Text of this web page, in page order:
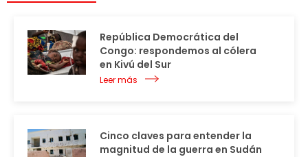
República Democrática del
Congo: respondemos al cólera
en Kivú del Sur
Leer más
Cinco claves para entender la
magnitud de la guerra en Sudán